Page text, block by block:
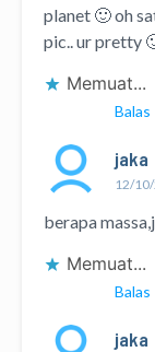
planet 🙂 oh
pic.. ur pretty
Memuat...
Balas
jaka
12/
berapa
Memuat...
Balas
jaka